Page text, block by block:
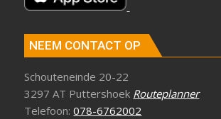
NEEM CONTACT OP
Schouteneinde 20-22
3297 AT Puttershoek Routeplanner
Telefoon:078-6762002